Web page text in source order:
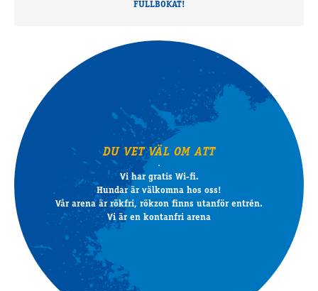
FULLBOKAT!
DU VET VÄL OM ATT
Vi har gratis Wi-fi.
Hundar är välkomna hos oss!
Vår arena är rökfri, rökzon finns utanför entrén.
Vi är en kontanfri arena